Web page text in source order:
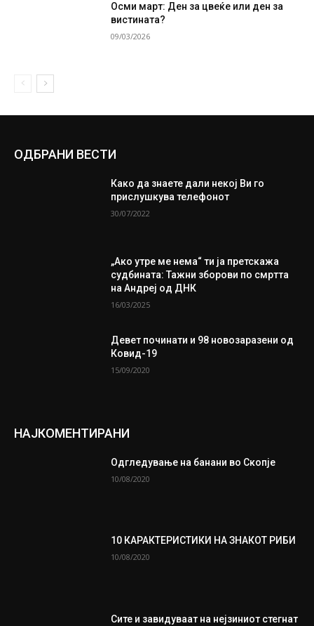
Осми март: Ден за цвеќе или ден за
вистината?
09/03/2026
ОДБРАНИ ВЕСТИ
Како да знаете дали некој Ви го
прислушкува телефонот
30/07/2022
„Ако утре ме нема“ ти ја претскажа
судбината: Тажни зборови по смртта
на Андреј од ДНК
16/03/2025
Девет починати и 98 новозаразени од
Ковид-19
15/09/2020
НАЈКОМЕНТИРАНИ
Одгледување на банани во Скопје
10/08/2020
10 КАРАКТЕРИСТИКИ НА ЗНАКОТ РИБИ
10/08/2020
Сите и завидуваат на нејзиниот стегнат